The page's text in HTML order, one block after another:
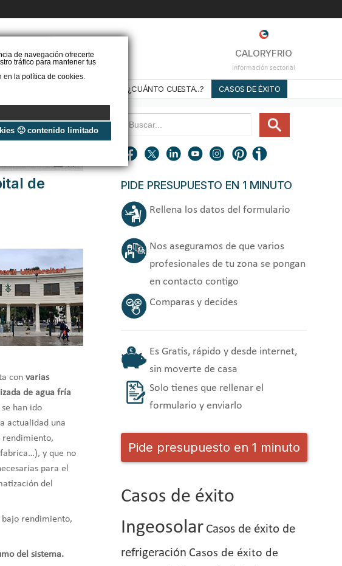
de navegación ofrecerte
tráfico para mantener tus
en la política de cookies.
🙁 contenido limitado
CALORYFRIO
Información sectorial
¿CUÁNTO CUESTA...? CASOS DE ÉXITO
de
convarias
de agua fría
se han ido
actualidad una
rendimiento,
fabrica…), y que no
para el
del
bajo rendimiento,
del sistema.
PIDE PRESUPUESTO EN 1 MINUTO
Rellena los datos del formulario
Nos aseguramos de que varios
profesionales de tu zona se pongan
en contacto contigo
Comparas y decides
Es Gratis, rápido y desde internet,
sin moverte de casa
Solo tienes que rellenar el
formulario y enviarlo
Pide presupuesto en 1 minuto
Casos de éxito
Ingeosolar Casos de éxito de
refrigeración Casos de éxito de